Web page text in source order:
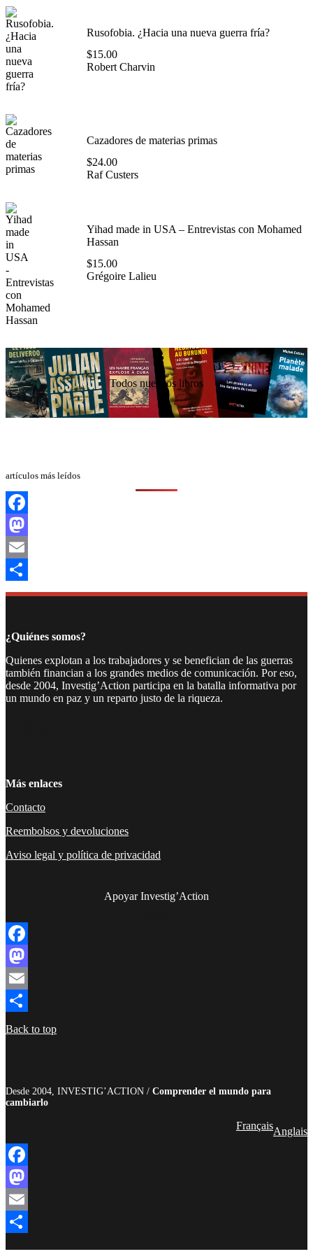
Rusofobia. ¿Hacia una nueva guerra fría?
$15.00
Robert Charvin
Cazadores de materias primas
$24.00
Raf Custers
Yihad made in USA – Entrevistas con Mohamed
Hassan
$15.00
Grégoire Lalieu
Todos nuestros libros
artículos más leídos
Facebook
Mastodon
Email
Compartir
¿Quiénes somos?
Quienes explotan a los trabajadores y se benefician de las guerras
también financian a los grandes medios de comunicación. Por eso,
desde 2004, Investig’Action participa en la batalla informativa por
un mundo en paz y un reparto justo de la riqueza.
Más enlaces
Contacto
Reembolsos y devoluciones
Aviso legal y política de privacidad
Apoyar Investig’Action
Facebook
Mastodon
Email
Compartir
Back to top
Desde 2004, INVESTIG’ACTION / Comprender el mundo para
cambiarlo
FrançaisAnglais
Facebook
Mastodon
Email